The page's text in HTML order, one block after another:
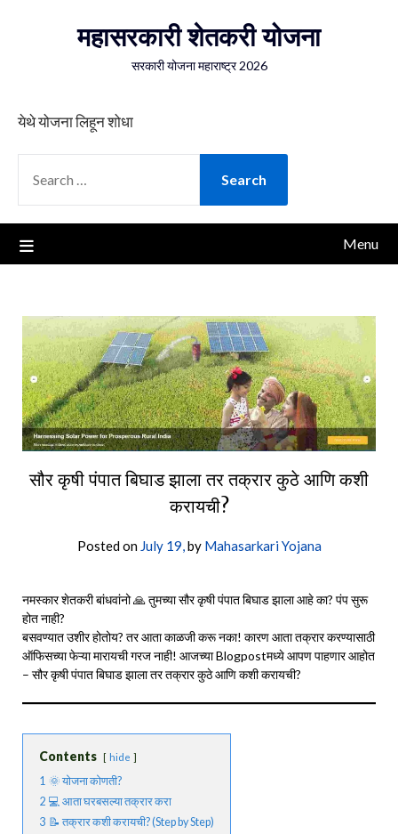
महासरकारी शेतकरी योजना
सरकारी योजना महाराष्ट्र 2026
येथे योजना लिहून शोधा
FOR:
Menu
सौर कृषी पंपात बिघाड झाला तर तक्रार कुठे आणि कशी
करायची?
Posted on July 19,by Mahasarkari Yojana
नमस्कार शेतकरी बांधवांनो 🙏 तुमच्या सौर कृषी पंपात बिघाड झाला आहे का? पंप सुरू
होत नाही?
बसवण्यात उशीर होतोय? तर आता काळजी करू नका! कारण आता तक्रार करण्यासाठी
ऑफिसच्या फेऱ्या मारायची गरज नाही! आजच्या Blogpostमध्ये आपण पाहणार आहोत
– सौर कृषी पंपात बिघाड झाला तर तक्रार कुठे आणि कशी करायची?
Contents hide
1 🌞 योजना कोणती?
2 💻 आता घरबसल्या तक्रार करा
3 📝 तक्रार कशी करायची? (Step by Step)